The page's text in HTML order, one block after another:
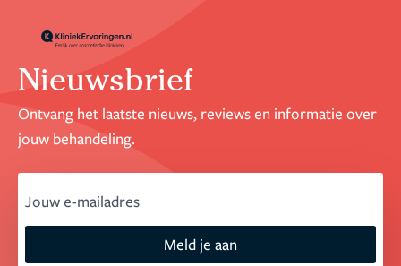
Nieuwsbrief
Ontvang het laatste nieuws, reviews en informatie over
jouw behandeling.
Meld je aan